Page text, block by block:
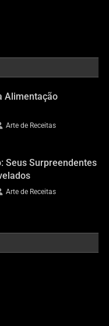
Alimentação
Arte de Receitas
Seus Surpreendentes
Arte de Receitas